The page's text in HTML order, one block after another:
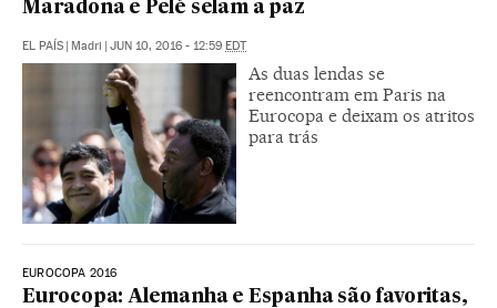
Maradona e Pelé selam a paz
EL PAÍS | Madri | JUN 10, 2016 - 12:59 EDT
As duas lendas se
reencontram em Paris na
Eurocopa e deixam os atritos
para trás
EUROCOPA 2016
Eurocopa: Alemanha e Espanha são favoritas,